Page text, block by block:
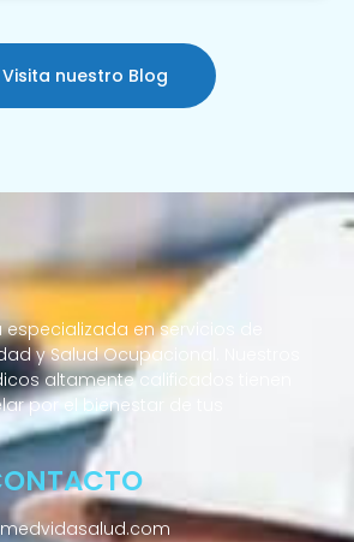
Visita nuestro Blog
en servicios de
y Salud Ocupacional. Nuestros
altamente calificados tienen
por el bienestar de tus